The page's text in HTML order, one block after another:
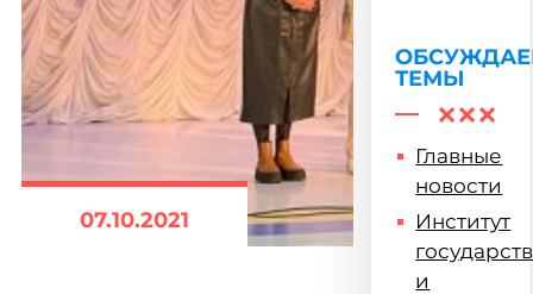
07.10.2021
ТЕМЫ
Главные
новости
Институт
и